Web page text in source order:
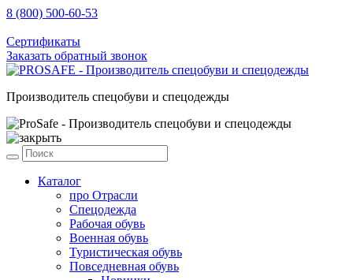
8 (800) 500-60-53
Сертификаты
Заказать обратный звонок
Производитель спецобуви и спецодежды
Каталог
про Отрасли
Спецодежда
Рабочая обувь
Военная обувь
Туристическая обувь
Повседневная обувь